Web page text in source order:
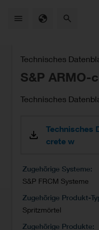
Technisches
S&P ARMO-
Technisches
Technisches
crete w
Zugehörige Systeme
S&P FRCM Systeme
Zugehörige Produkt-
Spritzmörtel
Zugehörige Produkte